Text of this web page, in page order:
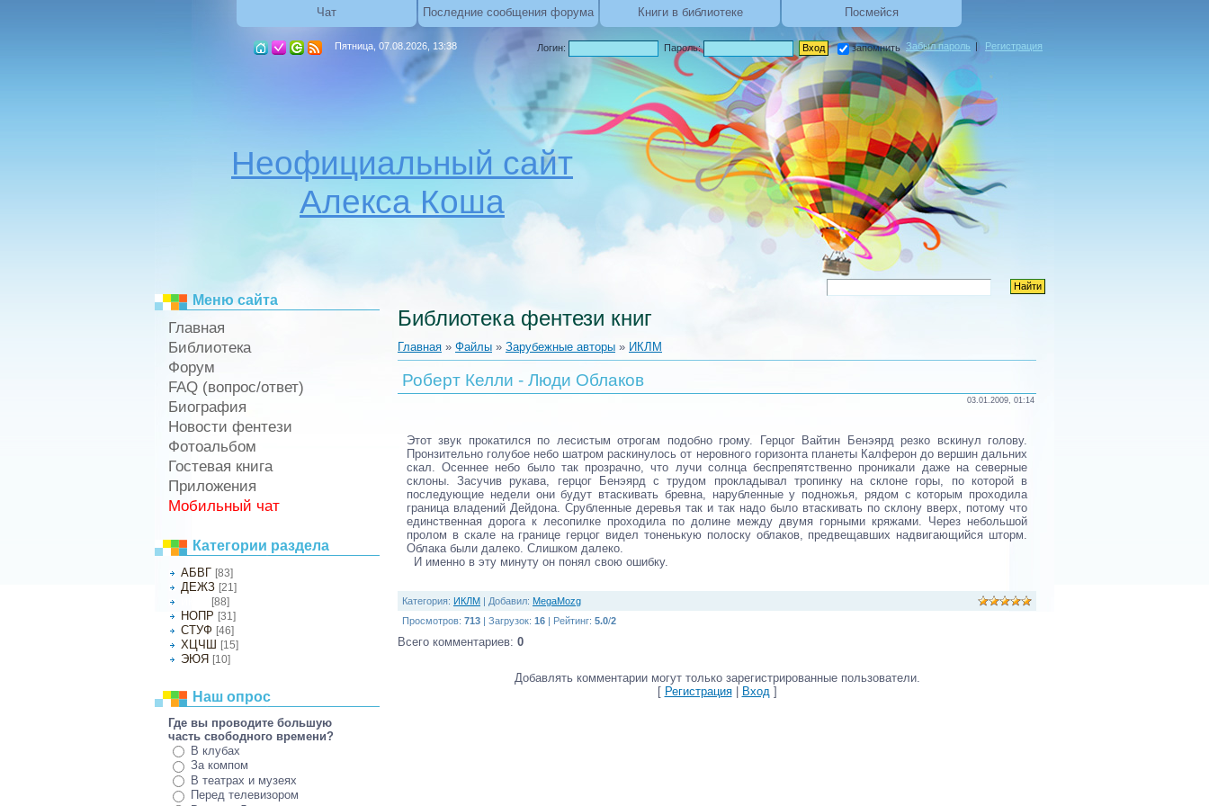
Чат Последние сообщения форума Книги в библиотеке Посмейся
Пятница, 07.08.2026, 13:38
Неофициальный сайт
Алекса Коша
Логин: Пароль: запомнить Забыл пароль | Регистрация
Меню сайта
Главная
Библиотека
Форум
FAQ (вопрос/ответ)
Биография
Новости фентези
Фотоальбом
Гостевая книга
Приложения
Мобильный чат
Категории раздела
АБВГ [83]
ДЕЖЗ [21]
[88]
НОПР [31]
СТУФ [46]
ХЦЧШ [15]
ЭЮЯ [10]
Наш опрос
Где вы проводите большую
часть свободного времени?
В клубах
За компом
В театрах и музеях
Перед телевизором
Библиотека фентези книг
Главная » Файлы » Зарубежные авторы » ИКЛМ
Роберт Келли - Люди Облаков
03.01.2009, 01:14
Этот звук прокатился по лесистым отрогам подобно грому. Герцог Вайтин Бенэярд резко вскинул голову.
Пронзительно голубое небо шатром раскинулось от неровного горизонта планеты Калферон до вершин дальних
скал. Осеннее небо было так прозрачно, что лучи солнца беспрепятственно проникали даже на северные
склоны. Засучив рукава, герцог Бенэярд с трудом прокладывал тропинку на склоне горы, по которой в
последующие недели они будут втаскивать бревна, нарубленные у подножья, рядом с которым проходила
граница владений Дейдона. Срубленные деревья так и так надо было втаскивать по склону вверх, потому что
единственная дорога к лесопилке проходила по долине между двумя горными кряжами. Через небольшой
пролом в скале на границе герцог видел тоненькую полоску облаков, предвещавших надвигающийся шторм.
Облака были далеко. Слишком далеко.
И именно в эту минуту он понял свою ошибку.
Категория: ИКЛМ Добавил: MegaMozg
Просмотров: 713 Загрузок: 16 Рейтинг: 5.0/2
Всего комментариев: 0
Добавлять комментарии могут только зарегистрированные пользователи.
[ Регистрация| Вход]